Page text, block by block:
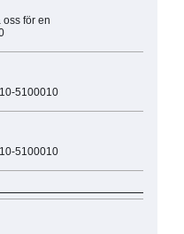
för en
5100010
5100010